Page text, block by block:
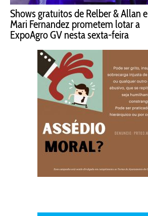
Shows gratuitos de Relber & Allan e
Mari Fernandez prometem lotar a
ExpoAgro GV nesta sexta-feira